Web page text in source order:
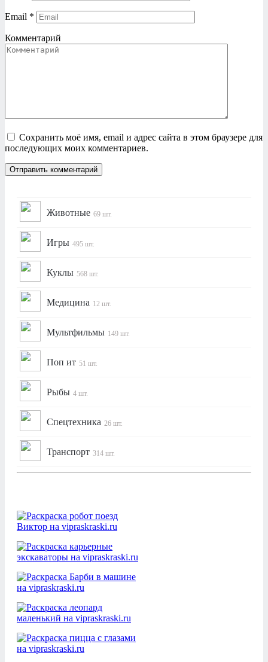
Email *
Комментарий
Сохранить моё имя, email и адрес сайта в этом браузере для
последующих моих комментариев.
Животные 69 шт.
Игры 495 шт.
Куклы 568 шт.
Медицина 12 шт.
Мультфильмы 149 шт.
Поп ит 51 шт.
Рыбы 4 шт.
Спецтехника 26 шт.
Транспорт 314 шт.